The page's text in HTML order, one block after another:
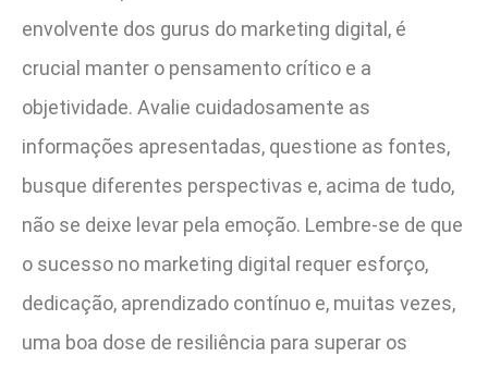
envolvente dos gurus do marketing digital, é
crucial manter o pensamento crítico e a
objetividade. Avalie cuidadosamente as
informações apresentadas, questione as fontes,
busque diferentes perspectivas e, acima de tudo,
não se deixe levar pela emoção. Lembre-se de que
o sucesso no marketing digital requer esforço,
dedicação, aprendizado contínuo e, muitas vezes,
uma boa dose de resiliência para superar os